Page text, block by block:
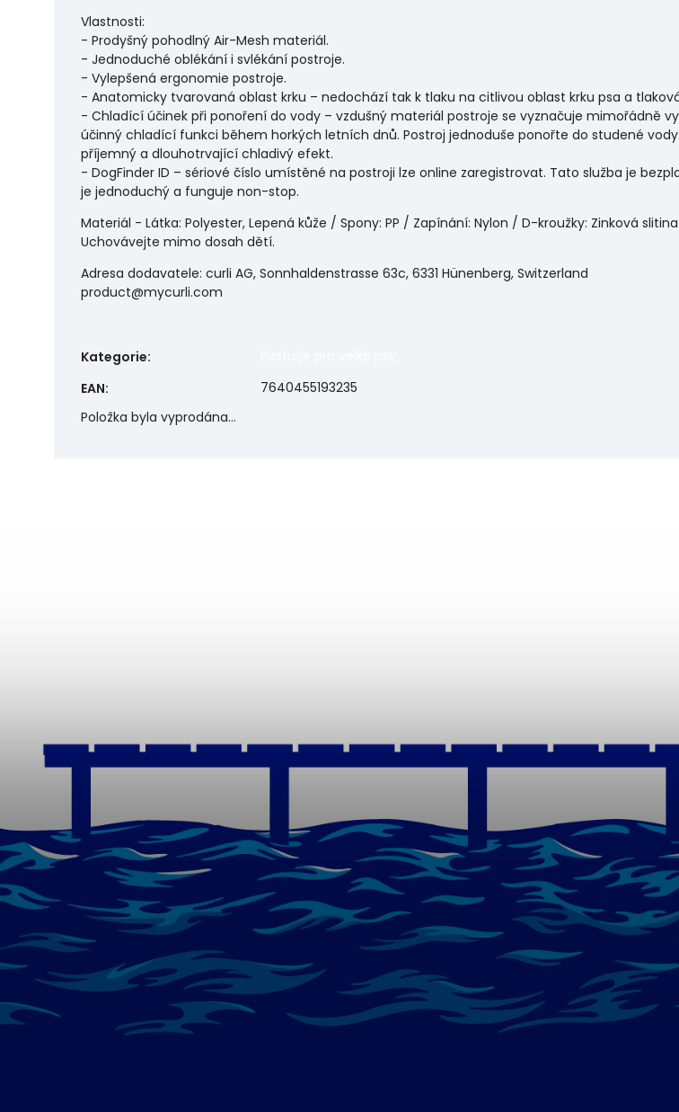
Vlastnosti:
- Prodyšný pohodlný Air-Mesh materiál.
- Jednoduché oblékání i svlékání postroje.
- Vylepšená ergonomie postroje.
- Anatomicky tvarovaná oblast krku – nedochází tak k tlaku na citlivou oblast krku psa a
- Chladící účinek při ponoření do vody – vzdušný materiál postroje se vyznačuje mimořádně
účinný chladící funkci během horkých letních dnů. Postroj jednoduše ponořte do studené
příjemný a dlouhotrvající chladivý efekt.
- DogFinder ID – sériové číslo umístěné na postroji lze online zaregistrovat. Tato služba je
je jednoduchý a funguje non-stop.
Materiál - Látka: Polyester, Lepená kůže / Spony: PP / Zapínání: Nylon / D-kroužky: Zinková slitina
Uchovávejte mimo dosah dětí.
Adresa dodavatele: curli AG, Sonnhaldenstrasse 63c, 6331 Hünenberg, Switzerland
product@mycurli.com
Kategorie:
EAN:
7640455193235
Položka byla vyprodána…